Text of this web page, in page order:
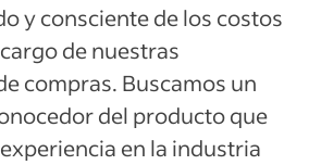
y consciente de los costos
de nuestras
compras. Buscamos un
del producto que
en la industria